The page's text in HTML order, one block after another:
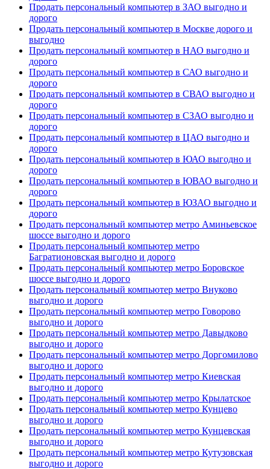
Продать персональный компьютер в ЗАО выгодно и
дорого
Продать персональный компьютер в Москве дорого и
выгодно
Продать персональный компьютер в НАО выгодно и
дорого
Продать персональный компьютер в САО выгодно и
дорого
Продать персональный компьютер в СВАО выгодно и
дорого
Продать персональный компьютер в СЗАО выгодно и
дорого
Продать персональный компьютер в ЦАО выгодно и
дорого
Продать персональный компьютер в ЮАО выгодно и
дорого
Продать персональный компьютер в ЮВАО выгодно и
дорого
Продать персональный компьютер в ЮЗАО выгодно и
дорого
Продать персональный компьютер метро Аминьевское
шоссе выгодно и дорого
Продать персональный компьютер метро
Багратионовская выгодно и дорого
Продать персональный компьютер метро Боровское
шоссе выгодно и дорого
Продать персональный компьютер метро Внуково
выгодно и дорого
Продать персональный компьютер метро Говорово
выгодно и дорого
Продать персональный компьютер метро Давыдково
выгодно и дорого
Продать персональный компьютер метро Доргомилово
выгодно и дорого
Продать персональный компьютер метро Киевская
выгодно и дорого
Продать персональный компьютер метро Крылатское
Продать персональный компьютер метро Кунцево
выгодно и дорого
Продать персональный компьютер метро Кунцевская
выгодно и дорого
Продать персональный компьютер метро Кутузовская
выгодно и дорого